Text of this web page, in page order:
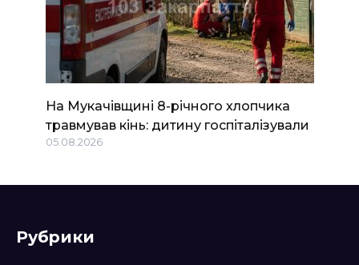
На Мукачівщині 8-річного хлопчика
травмував кінь: дитину госпіталізували
05.08.2026
Рубрики